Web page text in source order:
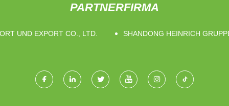
PARTNERFIRMA
UND EXPORT CO., LTD. SHANDONG HEINRICH